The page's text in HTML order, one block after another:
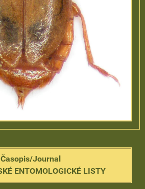
Časopis/Journal
ENTOMOLOGICKÉ LISTY